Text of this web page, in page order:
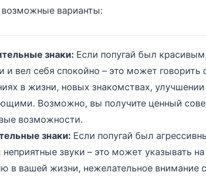
варианты:
знаки: Если попугай был
и вел себя спокойно – это может говорить
в жизни, новых знакомствах,
Возможно, вы получите ценный
возможности.
знаки: Если попугай был
неприятные звуки – это может указывать
в вашей жизни, нежелательное внимание